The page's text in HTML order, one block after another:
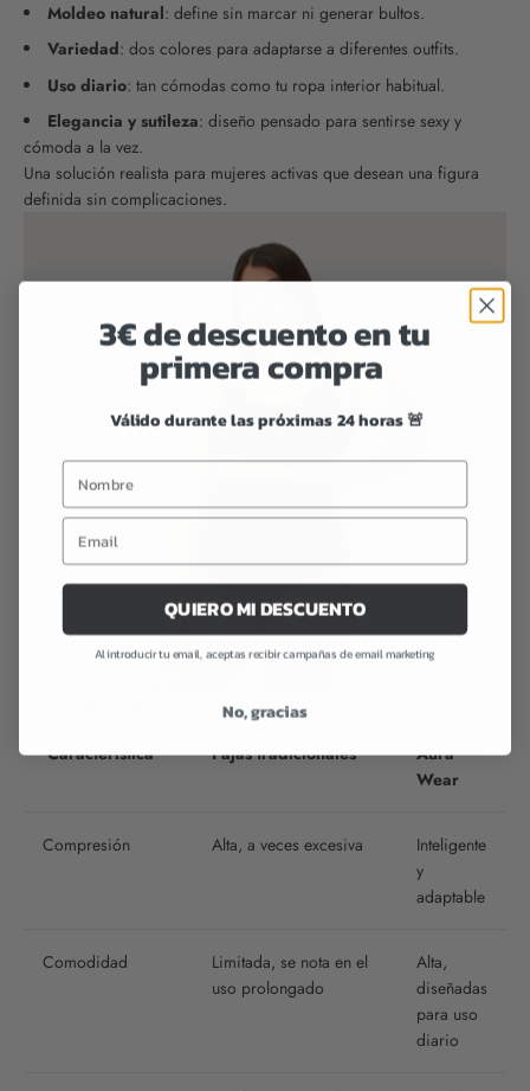
Moldeo natural: define sin marcar ni generar bultos.
Variedad: dos colores para adaptarse a diferentes outfits.
Uso diario: tan cómodas como tu ropa interior habitual.
Elegancia y sutileza: diseño pensado para sentirse sexy y
cómoda a la vez.
Una solución realista para mujeres activas que desean una figura
definida sin complicaciones.
Fajas tradicionales vs. Aura Wear: ¿cuál es mejor?
Característica
Fajas tradicionales
Aura
Wear
Compresión Alta, a veces excesiva
Inteligente
y
adaptable
Comodidad
Limitada, se nota en el
uso prolongado
Alta,
diseñadas
para uso
diario
3€ de descuento en tu
primera compra
Válido durante las próximas 24 horas 🚨
QUIERO MI DESCUENTO
Al introducir tu email, aceptas recibir campañas de email marketing
No, gracias